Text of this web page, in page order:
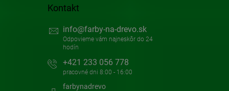
Kontakt
info@farby-na-drevo.sk
+421 233 056 778
farbynadrevo